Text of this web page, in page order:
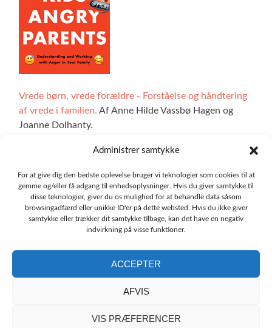
Administrer samtykke
For at give dig den bedste oplevelse bruger vi teknologier som cookies til at
gemme og/eller få adgang til enhedsoplysninger. Hvis du giver samtykke til
disse teknologier, giver du os mulighed for at behandle data såsom
browsingadfærd eller unikke ID'er på dette websted. Hvis du ikke giver
samtykke eller trækker dit samtykke tilbage, kan det have en negativ
indvirkning på visse funktioner.
ACCEPTER
AFVIS
VIS PRÆFERENCER
Vrede børn, vrede forældre - Forståelse og håndtering
af vrede i familien. Af Anne Hilde Vassbø Hagen og
Joanne Dolhanty.
Alle illustrationer på hjemmesiden er lavet af Ingrid Marie
Bøhler Høvik. De interaktive sektioner af sitet er blevet
udviklet ved hjælp af teknologi fra Udforskbare, og vi
skylder en stor tak til Oskar Blakstad.
emotionsfokuseret terapi.